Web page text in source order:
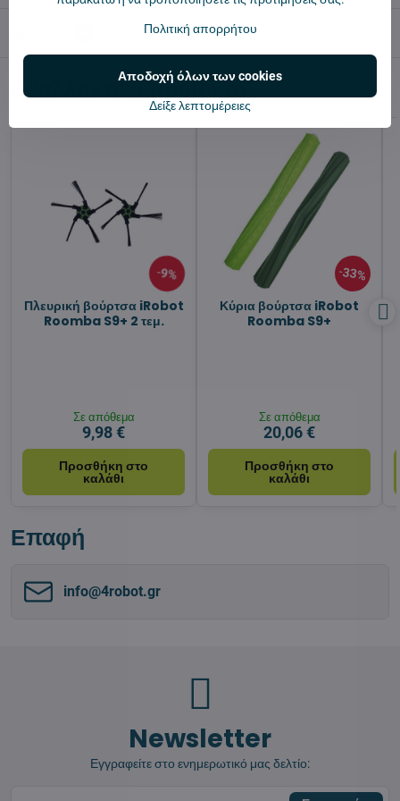
Εναλλακτικά προϊόντα
9%
Πλευρική βούρτσα iRobot
Roomba S9+ 2 τεμ.
Σε απόθεμα
9,98 €
Προσθήκη στο
καλάθι
33%
Κύρια βούρτσα iRobot
Roomba S9+
Σε απόθεμα
20,06 €
Προσθήκη στο
καλάθι
Επαφή
info​@4robot​.gr
Newsletter
Εγγραφείτε στο ενημερωτικό μας δελτίο:
Πολιτική απορρήτου
Δείξε λεπτομέρειες
Αποδοχή όλων των cookies